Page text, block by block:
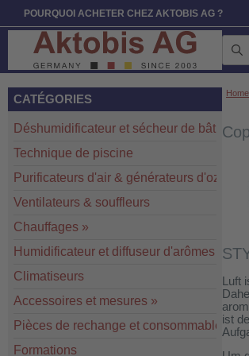
POURQUOI ACHETER CHEZ AKTOBIS AG ?
Home
ist
CATÉGORIES
Déshumidificateur et sécheur de bâtiment
Technique de piscine
Purificateurs d'air & générateurs d'ozone
Ventilateurs & souffleurs
Chauffages »
Humidificateur et diffuseur d'arômes
Climatiseurs
Accessoires et mesures »
Pièces de rechange et consommables»
Formations